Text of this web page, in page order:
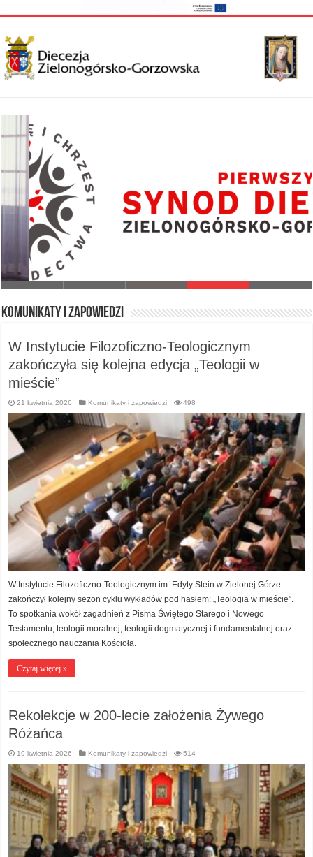
I Synod Diecezji Zielonogórsko-Gorzowskiej
Komunikaty i zapowiedzi
W Instytucie Filozoficzno-Teologicznym
zakończyła się kolejna edycja „Teologii w
mieście”
21 kwietnia 2026 Komunikaty i zapowiedzi 498
W Instytucie Filozoficzno-Teologicznym im. Edyty Stein w Zielonej Górze
zakończył kolejny sezon cyklu wykładów pod hasłem: „Teologia w mieście”.
To spotkania wokół zagadnień z Pisma Świętego Starego i Nowego
Testamentu, teologii moralnej, teologii dogmatycznej i fundamentalnej oraz
społecznego nauczania Kościoła.
Czytaj więcej »
Rekolekcje w 200-lecie założenia Żywego
Różańca
19 kwietnia 2026 Komunikaty i zapowiedzi 514